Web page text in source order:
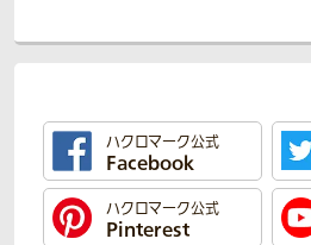
ハクロマーク公式
Facebook
ハクロマーク公式
Pinterest